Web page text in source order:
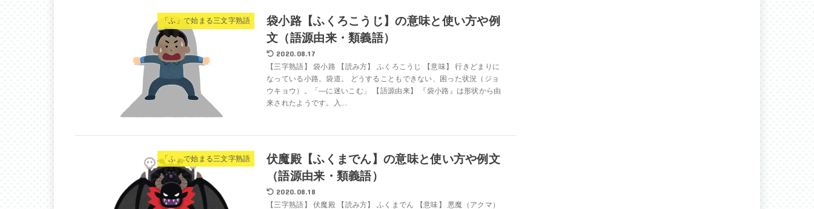
「ふ」で始まる三文字熟語
袋小路【ふくろこうじ】の意味と使い方や例
文（語源由来・類義語）
2020.08.17
【三字熟語】 袋小路 【読み方】 ふくろこうじ 【意味】 行きどまりに
なっている小路。袋道。 どうすることもできない、困った状況（ジョ
ウキョウ）。「―に迷いこむ」 【語源由来】 『袋小路』は形状から由
来されたようです。入...
「ふ」で始まる三文字熟語
伏魔殿【ふくまでん】の意味と使い方や例文
（語源由来・類義語）
2020.08.18
【三字熟語】 伏魔殿 【読み方】 ふくまでん 【意味】 悪魔（アクマ）